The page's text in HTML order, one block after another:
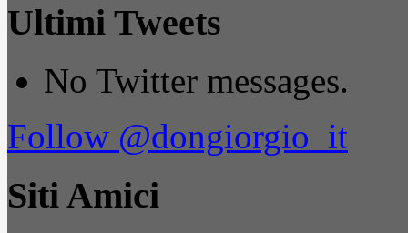
Ultimi Tweets
No Twitter messages.
Follow @dongiorgio_it
Siti Amici